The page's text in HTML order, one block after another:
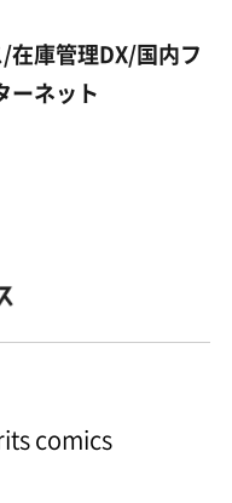
庫管理DX/国内フ
ーネット
comics